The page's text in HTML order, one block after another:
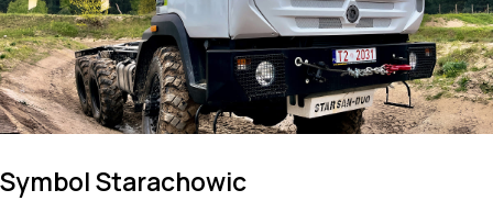
Symbol Starachowic